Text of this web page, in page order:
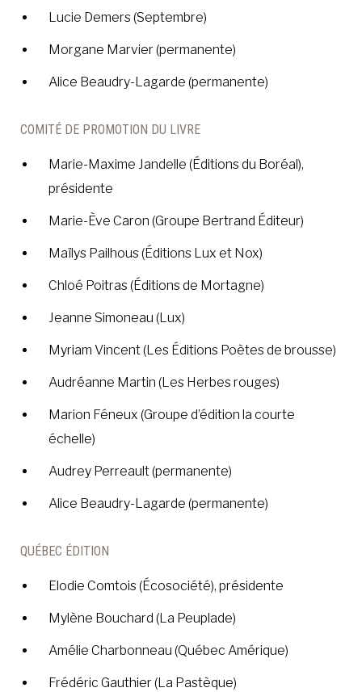
Lucie Demers (Septembre)
Morgane Marvier (permanente)
Alice Beaudry-Lagarde (permanente)
COMITÉ DE PROMOTION DU LIVRE
Marie-Maxime Jandelle (Éditions du Boréal),
présidente
Marie-Ève Caron (Groupe Bertrand Éditeur)
Maïlys Pailhous (Éditions Lux et Nox)
Chloé Poitras (Éditions de Mortagne)
Jeanne Simoneau (Lux)
Myriam Vincent (Les Éditions Poètes de brousse)
Audréanne Martin (Les Herbes rouges)
Marion Féneux (Groupe d’édition la courte
échelle)
Audrey Perreault (permanente)
Alice Beaudry-Lagarde (permanente)
QUÉBEC ÉDITION
Elodie Comtois (Écosociété), présidente
Mylène Bouchard (La Peuplade)
Amélie Charbonneau (Québec Amérique)
Frédéric Gauthier (La Pastèque)